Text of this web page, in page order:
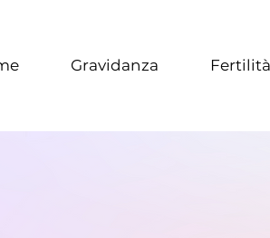
Gravidanza Fertilità